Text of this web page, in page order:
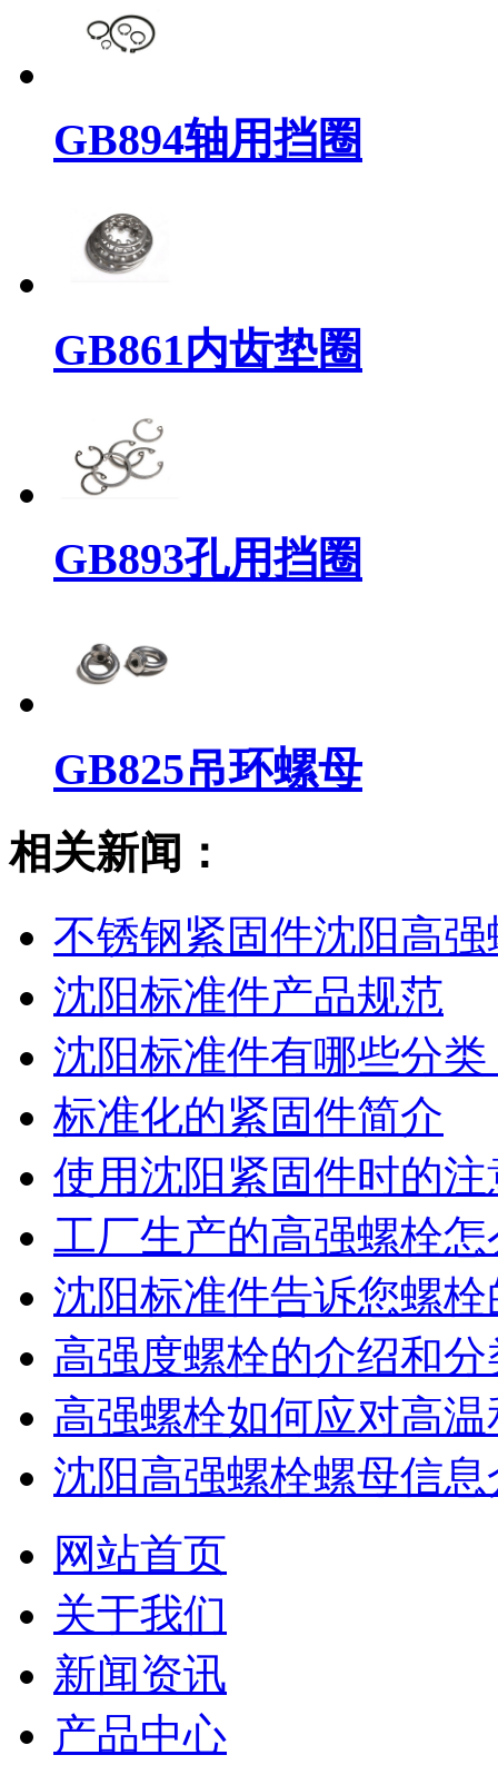
GB894轴用挡圈
GB861内齿垫圈
GB893孔用挡圈
GB825吊环螺母
相关新闻：
不锈钢紧固件沈阳高
沈阳标准件产品规范
沈阳标准件有哪些分类
标准化的紧固件简介
使用沈阳紧固件时的
工厂生产的高强螺栓
沈阳标准件​告诉您螺
高强度螺栓的介绍和分
高强螺栓如何应对高
沈阳高强螺栓螺母信息
网站首页
关于我们
新闻资讯
产品中心